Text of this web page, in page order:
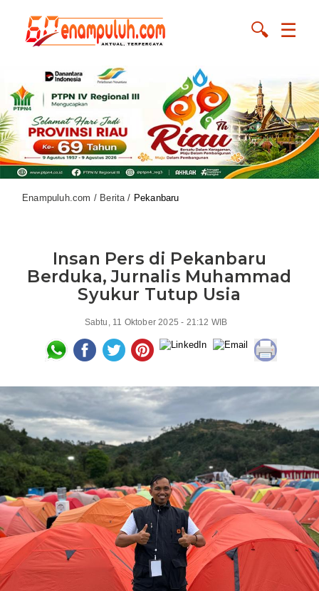
☰
🔍
Enampuluh.com / Berita / Pekanbaru
Insan Pers di Pekanbaru
Berduka, Jurnalis Muhammad
Syukur Tutup Usia
Sabtu, 11 Oktober 2025 - 21:12 WIB